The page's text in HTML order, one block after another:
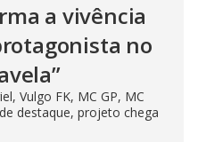
a vivência
no
Vulgo FK, MC GP, MC
destaque, projeto chega